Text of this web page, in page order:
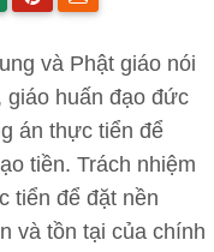
và Phật giáo nói
giáo huấn đạo đức
án thực tiển để
tiền. Trách nhiệm
tiển để đặt nền
và tồn tại của chính